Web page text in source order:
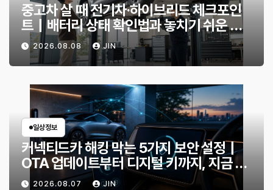
중고차 살 때 전기차·하이브리드 체크포인
트｜배터리 상태 확인법과 놓치기 쉬운 위
험 신호
2026.08.08 JIN
일상정보
커넥티드카 해킹 막는 5가지 보안 설정｜
OTA 업데이트부터 디지털 키까지, 지금 확
인할 것은?
2026.08.07 JIN